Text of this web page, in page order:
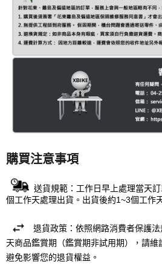
購買注意事項
送貨規範：工作日早上處理當天
個工作天處理出貨。出貨後約1~3個工作
退貨政策：依照網路消費者保護
天商品鑑賞期（鑑賞期非試用期），請維
避免影響您的退貨權益。